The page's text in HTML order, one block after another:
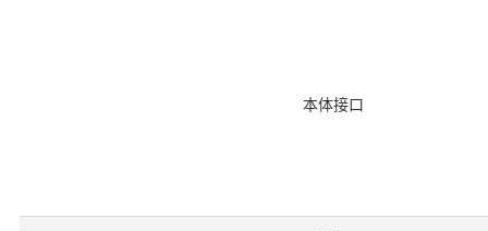
本体接口